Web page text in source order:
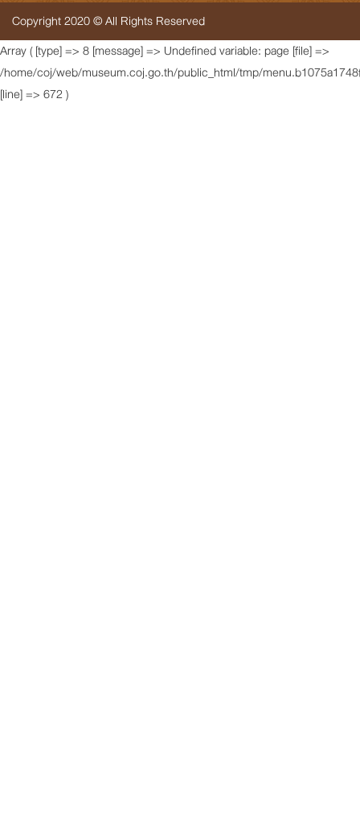
Copyright 2020 © All Rights Reserved
Array ( [type] => 8 [message] => Undefined variable: page [file] =>
/home/coj/web/museum.coj.go.th/public_html/tmp/
[line] => 672 )